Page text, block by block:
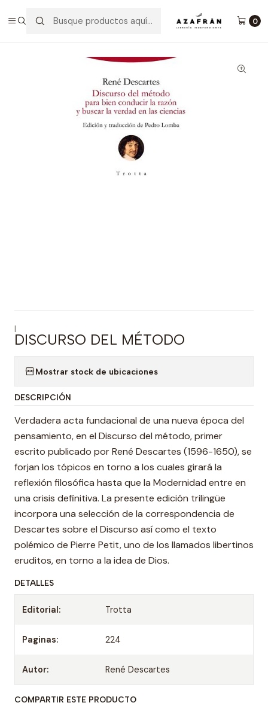
0
Filosofía
Discurso Del Método
|
DISCURSO DEL MÉTODO
Mostrar stock de ubicaciones
DESCRIPCIÓN
Verdadera acta fundacional de una nueva época del
pensamiento, en el Discurso del método, primer
escrito publicado por René Descartes (1596-1650), se
forjan los tópicos en torno a los cuales girará la
reflexión filosófica hasta que la Modernidad entre en
una crisis definitiva. La presente edición trilingüe
incorpora una selección de la correspondencia de
Descartes sobre el Discurso así como el texto
polémico de Pierre Petit, uno de los llamados libertinos
eruditos, en torno a la idea de Dios.
DETALLES
Editorial: Trotta
Paginas: 224
Autor: René Descartes
COMPARTIR ESTE PRODUCTO